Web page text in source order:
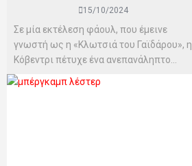
15/10/2024
Σε μία εκτέλεση φάουλ, που έμεινε
γνωστή ως η «Κλωτσιά του Γαϊδάρου», η
Κόβεντρι πέτυχε ένα ανεπανάληπτο...